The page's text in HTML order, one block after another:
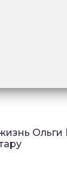
Ольги